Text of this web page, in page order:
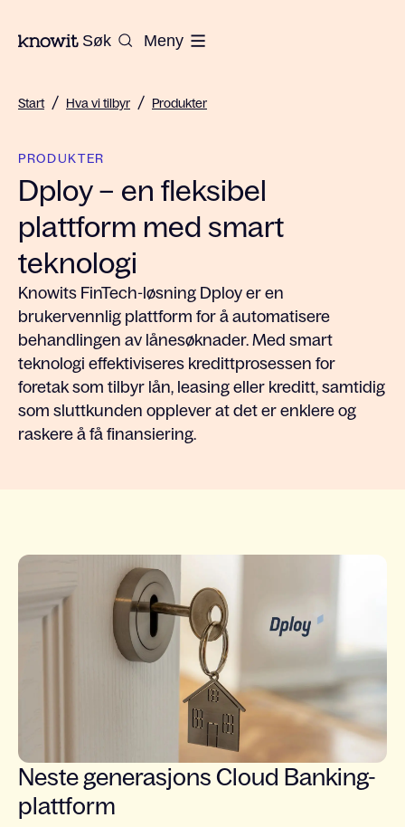
Til hjemmesiden til Knowit
Søk Meny
Start / Hva vi tilbyr / Produkter
PRODUKTER
Dploy – en fleksibel
plattform med smart
teknologi
Knowits FinTech-løsning Dploy er en
brukervennlig plattform for å automatisere
behandlingen av lånesøknader. Med smart
teknologi effektiviseres kredittprosessen for
foretak som tilbyr lån, leasing eller kreditt, samtidig
som sluttkunden opplever at det er enklere og
raskere å få finansiering.
Neste generasjons Cloud Banking-
plattform